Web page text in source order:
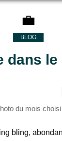
💼
BLOG
dans le
du mois
bling,